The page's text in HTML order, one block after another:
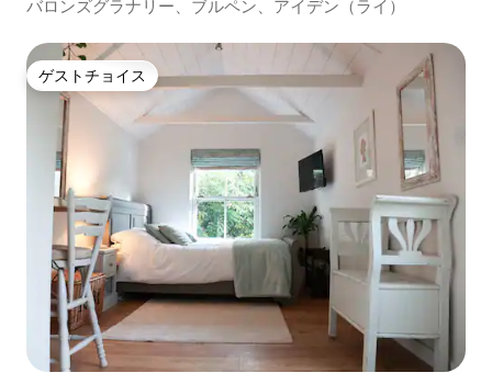
バロンズグラナリー、ブルペン、アイデン（ライ）
ゲストチョイス
ゲストチョイス